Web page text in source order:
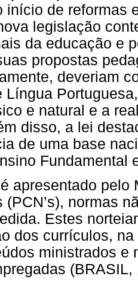
início de reformas
legislação
da educação e
propostas
deveriam
Língua
e natural e a
disso, a lei
de uma base
Fundamental
apresentado pelo
(PCN’s), normas
Estes
dos currículos,
ministrados e
(BRASIL,